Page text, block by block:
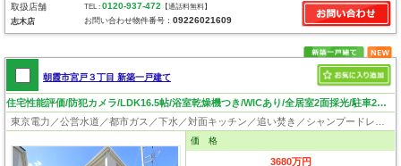
取扱店舗
志木店
TEL :0120-937-472 【通話料無料】
お問い合わせ物件番号：09226021609
朝霞市宮戸３丁目 新築一戸建て
住宅性能評価/防犯カメラ/LDK16.5帖/浴室乾燥機つき/WICあり/全居室2面採光/駐車2台可/閑静な住宅地
価 格
3680万円